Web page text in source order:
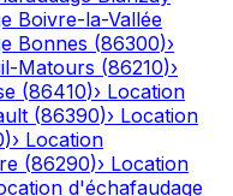
Boivre-la-Vallée
Bonnes (86300)›
Matours (86210)›
(86410)› Location
(86390)› Location
)› Location
(86290)› Location
d'échafaudage